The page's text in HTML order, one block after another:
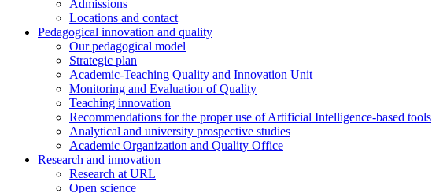
Admissions
Locations and contact
Pedagogical innovation and quality
Our pedagogical model
Strategic plan
Academic-Teaching Quality and Innovation Unit
Monitoring and Evaluation of Quality
Teaching innovation
Recommendations for the proper use of Artificial Intelligence-based tools
Analytical and university prospective studies
Academic Organization and Quality Office
Research and innovation
Research at URL
Open science